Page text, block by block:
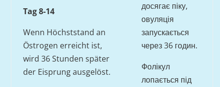
Tag 8-14
Wenn Höchststand an
Östrogen erreicht ist,
wird 36 Stunden später
der Eisprung ausgelöst.
досягає піку,
овуляція
запускається
через 36 годин.
Фолікул
лопається під